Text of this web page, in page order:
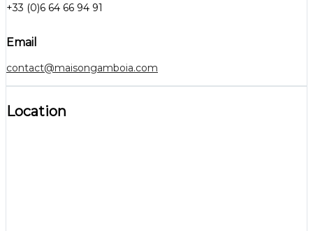
+33 (0)6 64 66 94 91
Email
contact@maisongamboia.com
Location